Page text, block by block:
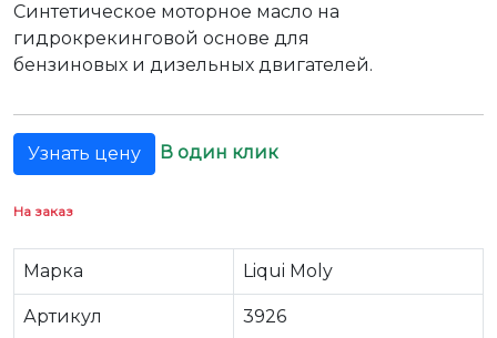
Синтетическое моторное масло на
гидрокрекинговой основе для
бензиновых и дизельных двигателей.
Узнать цену В один клик
На заказ
Марка Liqui Moly
Артикул 3926